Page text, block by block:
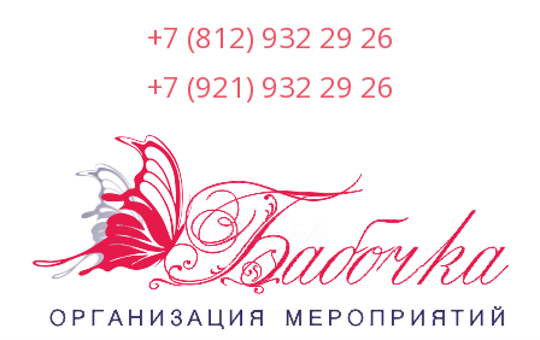
+7 (812) 932 29 26
+7 (921) 932 29 26